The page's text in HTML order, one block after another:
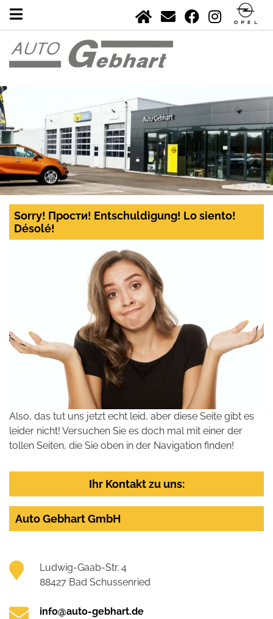
Sorry! Прости! Entschuldigung! Lo siento!
Désolé!
Also, das tut uns jetzt echt leid, aber diese Seite gibt es
leider nicht! Versuchen Sie es doch mal mit einer der
tollen Seiten, die Sie oben in der Navigation finden!
Ihr Kontakt zu uns:
Auto Gebhart GmbH
Ludwig-Gaab-Str. 4
88427 Bad Schussenried
info@auto-gebhart.de